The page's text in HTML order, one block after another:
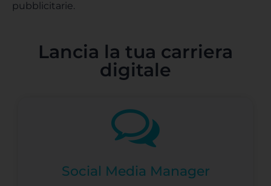
pubblicitarie.
Lancia la tua carriera
digitale
Social Media Manager